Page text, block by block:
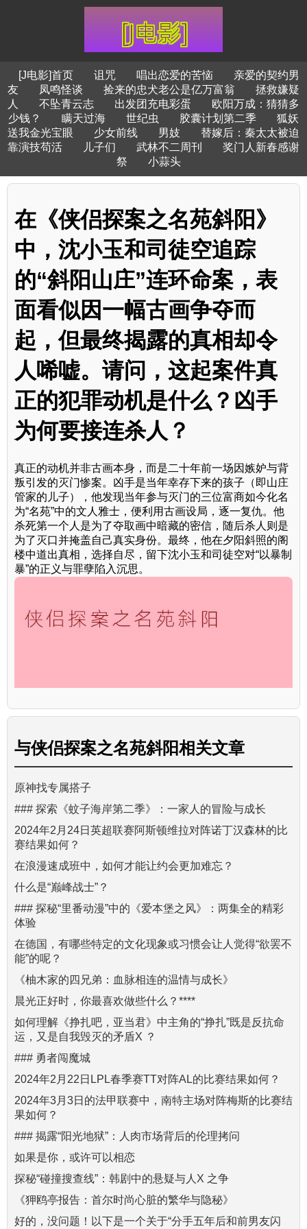
[J电影]首页 诅咒 唱出恋爱的苦恼
亲爱的契约男
友
凤鸣怪谈 捡来的忠犬老公是亿万富翁
拯救嫌疑
人
不坠青云志 出发团充电彩蛋
欧阳万成：猜猜多
少钱？
瞒天过海 世纪虫 胶囊计划第二季
狐妖
送我金光宝眼
少女前线 男妓
替嫁后：秦太太被迫
靠演技苟活
儿子们 武林不二周刊
奖门人新春感谢
祭
小蒜头
在《侠侣探案之名苑斜阳》
中，沈小玉和司徒空追踪
的“斜阳山庄”连环命案，表
面看似因一幅古画争夺而
起，但最终揭露的真相却令
人唏嘘。请问，这起案件真
正的犯罪动机是什么？凶手
为何要接连杀人？
真正的动机并非古画本身，而是二十年前一场因嫉妒与背
叛引发的灭门惨案。凶手是当年幸存下来的孩子（即山庄
管家的儿子），他发现当年参与灭门的三位富商如今化名
为“名苑”中的文人雅士，便利用古画设局，逐一复仇。他
杀死第一个人是为了夺取画中暗藏的密信，随后杀人则是
为了灭口并掩盖自己真实身份。最终，他在夕阳斜照的阁
楼中道出真相，选择自尽，留下沈小玉和司徒空对“以暴制
暴”的正义与罪孽陷入沉思。
与侠侣探案之名苑斜阳相关文章
原神找专属搭子
### 探索《蚊子海岸第二季》：一家人的冒险与成长
2024年2月24日英超联赛阿斯顿维拉对阵诺丁汉森林的比
赛结果如何？
在浪漫速成班中，如何才能让约会更加难忘？
什么是“巅峰战士”？
### 探秘“里番动漫”中的《爱本堡之风》：两集全的精彩
体验
在德国，有哪些特定的文化现象或习惯会让人觉得“欲罢不
能”的呢？
《柚木家的四兄弟：血脉相连的温情与成长》
晨光正好时，你最喜欢做些什么？****
如何理解《挣扎吧，亚当君》中主角的“挣扎”既是反抗命
运，又是自我毁灭的矛盾X ？
### 勇者闯魔城
2024年2月22日LPL春季赛TT对阵AL的比赛结果如何？
2024年3月3日的法甲联赛中，南特主场对阵梅斯的比赛结
果如何？
### 揭露“阳光地狱”：人肉市场背后的伦理拷问
如果是你，或许可以相恋
探秘“碰撞搜查线”：韩剧中的悬疑与人X 之争
《狎鸥亭报告：首尔时尚心脏的繁华与隐秘》
好的，没问题！以下是一个关于“分手五年后和前男友闪